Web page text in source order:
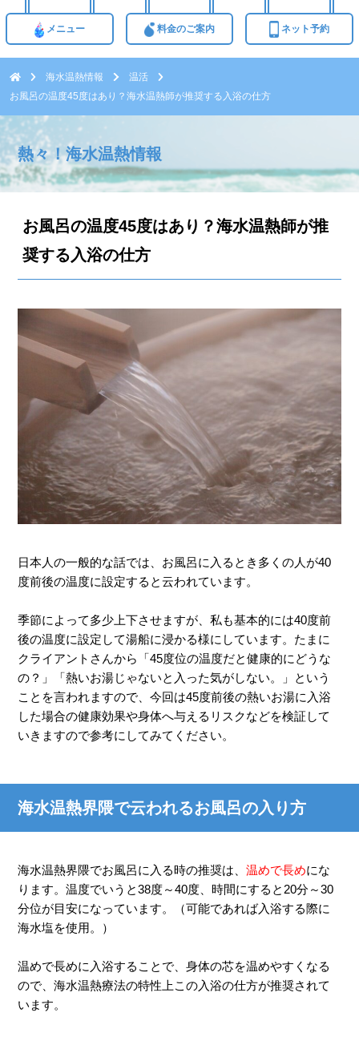
メニュー 料金のご案内 ネット予約
海水温熱情報
温活
お風呂の温度45度はあり？海水温熱師が推奨する入浴の仕方
熱々！海水温熱情報
お風呂の温度45度はあり？海水温熱師が推
奨する入浴の仕方
日本人の一般的な話では、お風呂に入るとき多くの人が40
度前後の温度に設定すると云われています。
季節によって多少上下させますが、私も基本的には40度前
後の温度に設定して湯船に浸かる様にしています。たまに
クライアントさんから「45度位の温度だと健康的にどうな
の？」「熱いお湯じゃないと入った気がしない。」という
ことを言われますので、今回は45度前後の熱いお湯に入浴
した場合の健康効果や身体へ与えるリスクなどを検証して
いきますので参考にしてみてください。
海水温熱界隈で云われるお風呂の入り方
海水温熱界隈でお風呂に入る時の推奨は、温めで長めにな
ります。温度でいうと38度～40度、時間にすると20分～30
分位が目安になっています。（可能であれば入浴する際に
海水塩を使用。）
温めで長めに入浴することで、身体の芯を温めやすくなる
ので、海水温熱療法の特性上この入浴の仕方が推奨されて
います。